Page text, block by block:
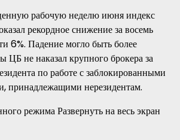
рабочую неделю июня индекс
рекордное снижение за восемь
6%. Падение могло быть более
ЦБ не наказал крупного брокера за
по работе с заблокированными
принадлежащими нерезидентам.
режима Развернуть на весь экран